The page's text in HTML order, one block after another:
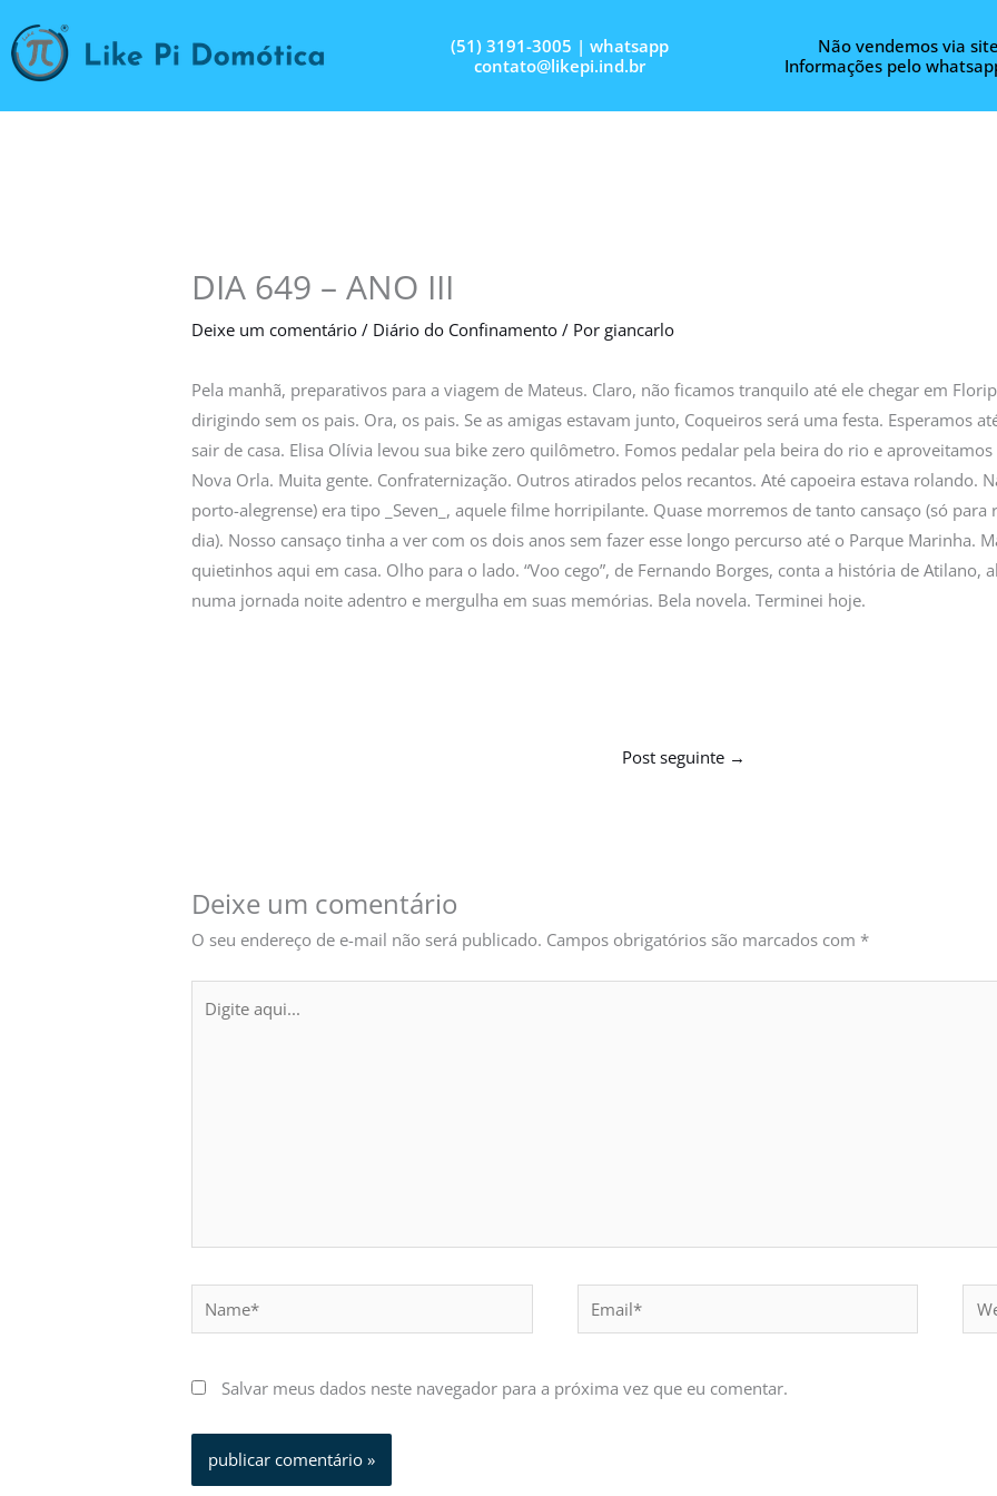
para
(51) 3191-3005 | whatsapp
contato@likepi.ind.br
Não vendemos via
Informações pelo
DIA 649 – ANO III
Deixe um comentário / Diário do Confinamento / Porgiancarlo
Pela manhã, preparativos para a viagem de Mateus. Claro, não ficamos tranquilo até ele chegar em
dirigindo sem os pais. Ora, os pais. Se as amigas estavam junto, Coqueiros será uma festa. Esperamos
sair de casa. Elisa Olívia levou sua bike zero quilômetro. Fomos pedalar pela beira do rio e
Nova Orla. Muita gente. Confraternização. Outros atirados pelos recantos. Até capoeira estava rolando.
porto-alegrense) era tipo _Seven_, aquele filme horripilante. Quase morremos de tanto cansaço (só
dia). Nosso cansaço tinha a ver com os dois anos sem fazer esse longo percurso até o Parque Marinha.
quietinhos aqui em casa. Olho para o lado. “Voo cego”, de Fernando Borges, conta a história de Atilano,
numa jornada noite adentro e mergulha em suas memórias. Bela novela. Terminei hoje.
Post seguinte →
Deixe um comentário
O seu endereço de e-mail não será publicado. Campos obrigatórios são marcados com *
aqui...
Salvar meus dados neste navegador para a próxima vez que eu comentar.